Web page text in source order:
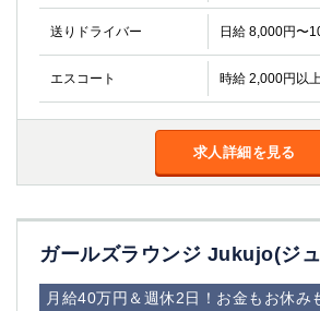
送りドライバー 日給 8,000円〜
エスコート 時給 2,000円以
求人詳細を見る
ガールズラウンジ Jukujo(ジ
月給40万円＆週休2日！お金もお休
①東武練馬 ②成増・板橋 ③大山 ②
大泉学園
下赤塚
竹ノ塚
三鷹
水道橋
浅草
新小岩
幡ヶ谷
市川
西麻布
五井